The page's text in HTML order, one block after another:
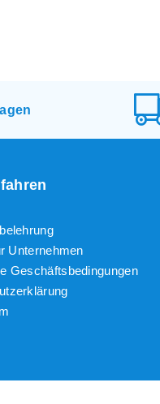
Unternehmen
Geschäftsbedingungen